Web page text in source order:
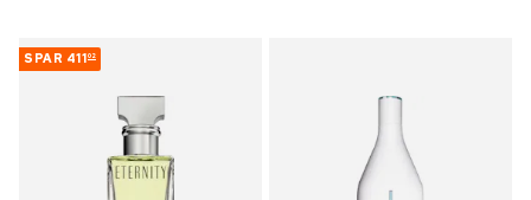
SPAR 41102